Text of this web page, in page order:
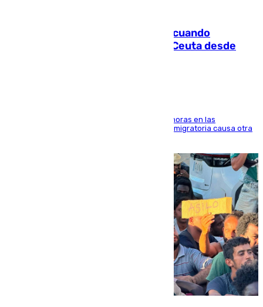
Fallece un joven tras caer al mar cuando
intentaba entrar en parapente a Ceuta desde
El accidente se produjo alrededor de las 8.00 horas en las
inmediaciones del espigón de Benzú y la crisis migratoria causa otra